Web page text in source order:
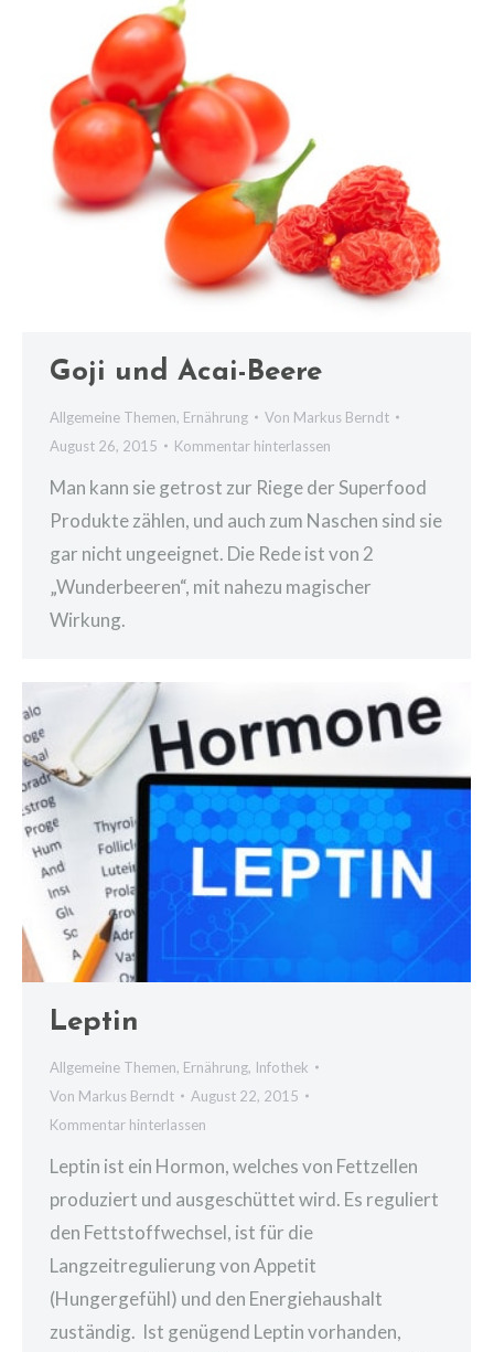
Goji und Acai-Beere
Allgemeine Themen, Ernährung Von Markus Berndt
August 26, 2015
Kommentar hinterlassen
Man kann sie getrost zur Riege der Superfood
Produkte zählen, und auch zum Naschen sind sie
gar nicht ungeeignet. Die Rede ist von 2
„Wunderbeeren“, mit nahezu magischer
Wirkung.
Leptin
Allgemeine Themen, Ernährung, Infothek
Von Markus Berndt
August 22, 2015
Kommentar hinterlassen
Leptin ist ein Hormon, welches von Fettzellen
produziert und ausgeschüttet wird. Es reguliert
den Fettstoffwechsel, ist für die
Langzeitregulierung von Appetit
(Hungergefühl) und den Energiehaushalt
zuständig. Ist genügend Leptin vorhanden,